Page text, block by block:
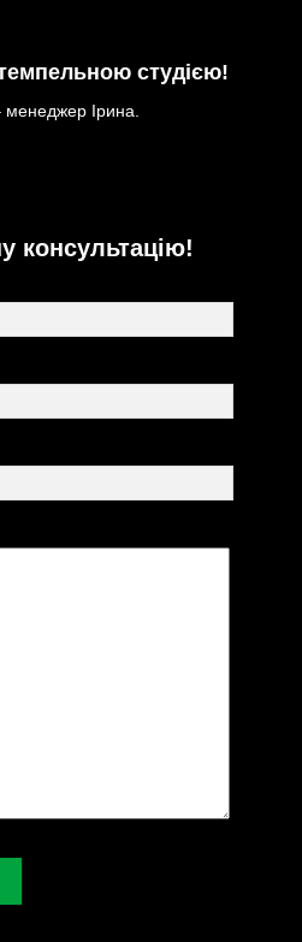
студією!
Ірина.
консультацію!